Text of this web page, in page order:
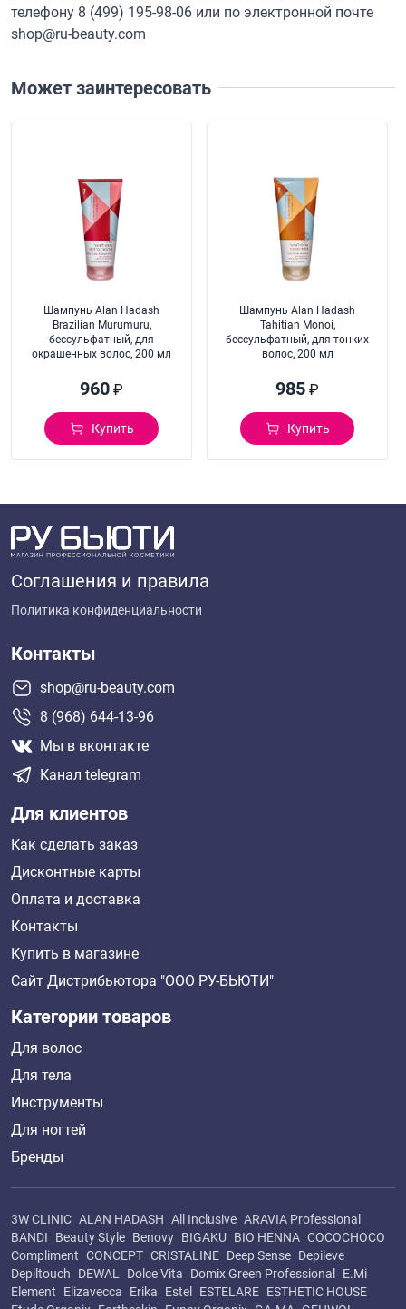
телефону 8 (499) 195-98-06 или по электронной почте
shop@ru-beauty.com
Может заинтересовать
Шампунь Alan Hadash
Brazilian Murumuru,
бессульфатный, для
окрашенных волос, 200 мл
960 ₽
Купить
Шампунь Alan Hadash
Tahitian Monoi,
бессульфатный, для тонких
волос, 200 мл
985 ₽
Купить
Соглашения и правила
Политика конфиденциальности
Контакты
shop@ru-beauty.com
8 (968) 644-13-96
Мы в вконтакте
Канал telegram
Для клиентов
Как сделать заказ
Дисконтные карты
Оплата и доставка
Контакты
Купить в магазине
Сайт Дистрибьютора "ООО РУ-БЬЮТИ"
Категории товаров
Для волос
Для тела
Инструменты
Для ногтей
Бренды
3W CLINIC ALAN HADASH All Inclusive ARAVIA Professional
BANDI
Beauty Style Benovy BIGAKU BIO HENNA COCOCHOCO
Compliment CONCEPT CRISTALINE Deep Sense Depileve
Depiltouch
DEWAL Dolce Vita Domix Green Professional
E.Mi
Element
Elizavecca Erika Estel ESTELARE ESTHETIC HOUSE